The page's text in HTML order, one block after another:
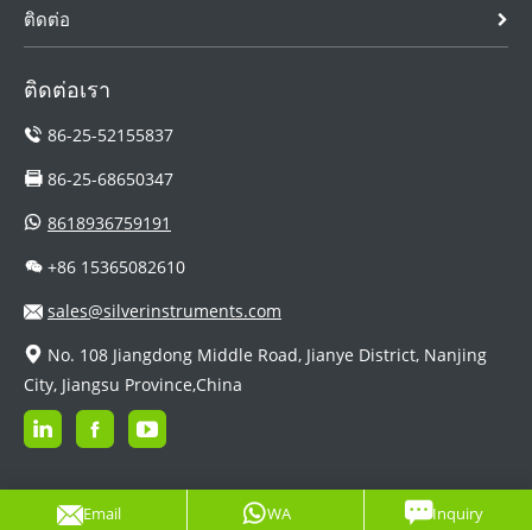
Email WA Inquiry
ติดต่อ
ติดต่อเรา
86-25-52155837
86-25-68650347
8618936759191
+86 15365082610
sales@silverinstruments.com
No. 108 Jiangdong Middle Road, Jianye District, Nanjing
City, Jiangsu Province,China